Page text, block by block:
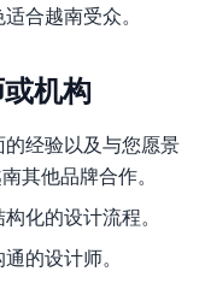
合越南受众。
机构
经验以及与您愿景
其他品牌合作。
化的设计流程。
的设计师。